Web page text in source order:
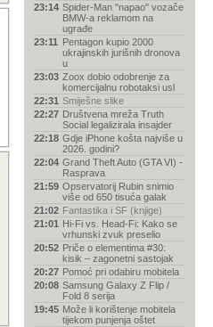
23:14 Spider-Man "napao" vozače
BMW-a reklamom na
ugrađe
23:11 Pentagon kupio 2000
ukrajinskih jurišnih dronova
u
23:03 Zoox dobio odobrenje za
komercijalnu robotaksi usl
22:31 Smiješne slike
22:27 Društvena mreža Truth
Social legalizirala insajder
22:18 Gdje iPhone košta najviše u
2026. godini?
22:04 Grand Theft Auto (GTA VI) -
Rasprava
21:59 Opservatorij Rubin snimio
više od 650 tisuća galak
21:02 Fantastika i SF (knjige)
21:01 Hi-Fi vs. Head-Fi: Kako se
vrhunski zvuk preselio
20:52 Priče o elementima #30:
kisik – zagonetni sastojak
20:27 Pomoć pri odabiru mobitela
20:08 Samsung Galaxy Z Flip /
Fold 8 serija
19:45 Može li korištenje mobitela
tijekom punjenja oštet